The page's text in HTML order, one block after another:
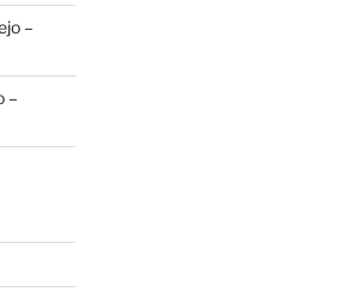
–
–